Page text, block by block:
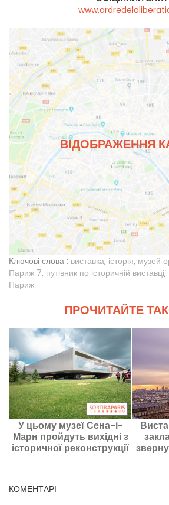
ВІДОБРАЖЕННЯ
Ключові слова : виставка, історія, музей
Париж 7, путівник по історичній виставці,
Париж
ПРОЧИТАЙТЕ
У цьому музеї Сена-і-
Марн пройдуть вихідні з
історичної реконструкції
КОМЕНТАРІ